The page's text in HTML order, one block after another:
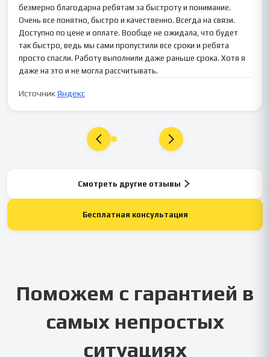
безмерно благодарна ребятам за быстроту и понимание.
Очень все понятно, быстро и качественно. Всегда на связи.
Доступно по цене и оплате. Вообще не ожидала, что будет
так быстро, ведь мы сами пропустили все сроки и ребята
просто спасли. Работу выполнили даже раньше срока. Хотя я
даже на это и не могла рассчитывать.
ИсточникЯндекс
Смотреть другие отзывы
Бесплатная консультация
Поможем с гарантией в
самых непростых
ситуациях